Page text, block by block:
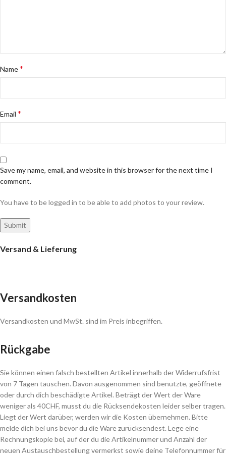
Name*
Email *
Save my name, email, and website in this browser for the next time I
comment.
You have to be logged in to be able to add photos to your review.
Versand & Lieferung
Versandkosten
Versandkosten und MwSt. sind im Preis inbegriffen.
Rückgabe
Sie können einen falsch bestellten Artikel innerhalb der Widerrufsfrist
von 7 Tagen tauschen. Davon ausgenommen sind benutzte, geöffnete
oder durch dich beschädigte Artikel. Beträgt der Wert der Ware
weniger als 40CHF, musst du die Rücksendekosten leider selber tragen.
Liegt der Wert darüber, werden wir die Kosten übernehmen. Bitte
melde dich bei uns bevor du die Ware zurücksendest. Lege eine
Rechnungskopie bei, auf der du die Artikelnummer und Anzahl der
neuen Austauschbestellung vermerkst sowie deine Telefonnummer für